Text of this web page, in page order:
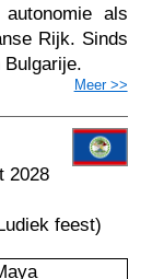
als
Rijk. Sinds
Bulgarije.
Meer >>
2028
feest)